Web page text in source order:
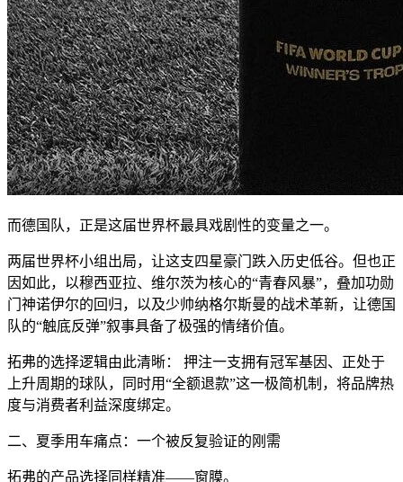
而德国队，正是这届世界杯最具戏剧性的变量之一。
两届世界杯小组出局，让这支四星豪门跌入历史低谷。但也正
因如此，以穆西亚拉、维尔茨为核心的“青春风暴”，叠加功勋
门神诺伊尔的回归，以及少帅纳格尔斯曼的战术革新，让德国
队的“触底反弹”叙事具备了极强的情绪价值。
拓弗的选择逻辑由此清晰： 押注一支拥有冠军基因、正处于
上升周期的球队，同时用“全额退款”这一极简机制，将品牌热
度与消费者利益深度绑定。
二、夏季用车痛点：一个被反复验证的刚需
拓弗的产品选择同样精准——窗膜。